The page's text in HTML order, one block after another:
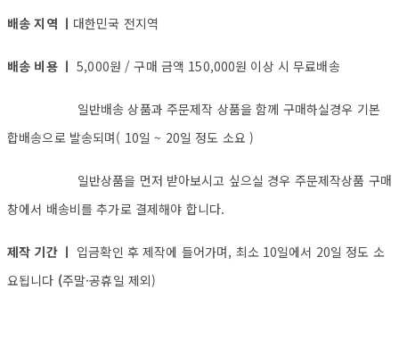
배송 지역 ㅣ 대한민국 전지역
배송 비용 ㅣ5,000원 / 구매 금액 150,000원 이상 시 무료배송
일반배송 상품과 주문제작 상품을 함께 구매하실경우 기본
합배송으로 발송되며( 10일 ~ 20일 정도 소요 )
일반상품을 먼저 받아보시고 싶으실 경우 주문제작상품 구매
창에서 배송비를 추가로 결제해야 합니다.
제작 기간 ㅣ 입금확인 후 제작에 들어가며, 최소 10일에서 20일 정도 소
요됩니다 (주말·공휴일 제외)